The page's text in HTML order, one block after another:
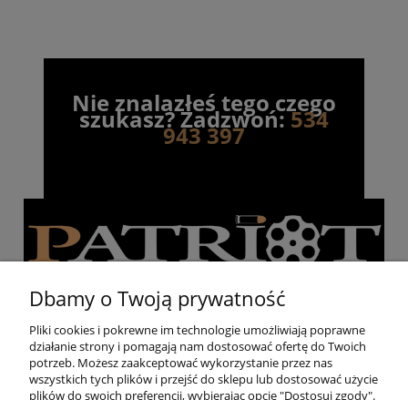
Nie znalazłeś tego czego
szukasz? Zadzwoń:534
943 397
Pomoc
Dbamy o Twoją prywatność
Pliki cookies i pokrewne im technologie umożliwiają poprawne
działanie strony i pomagają nam dostosować ofertę do Twoich
potrzeb. Możesz zaakceptować wykorzystanie przez nas
wszystkich tych plików i przejść do sklepu lub dostosować użycie
plików do swoich preferencji, wybierając opcję "Dostosuj zgody".